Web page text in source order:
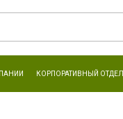
КОРПОРАТИВНЫЙ ОТДЕЛ